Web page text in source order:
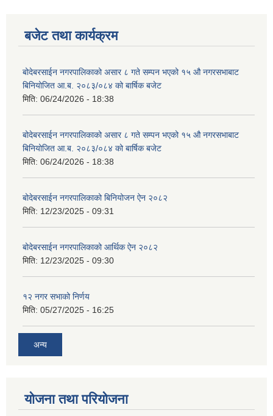
बजेट तथा कार्यक्रम
बोदेबरसाईन नगरपालिकाको असार ८ गते सम्पन भएको १५ ‍‍‍औ नगरसभाबाट
बिनियोजित आ.ब. २०८३/०८४ को बार्षिक बजेट
मिति: 06/24/2026 - 18:38
बोदेबरसाईन नगरपालिकाको असार ८ गते सम्पन भएको १५ ‍‍‍औ नगरसभाबाट
बिनियोजित आ.ब. २०८३/०८४ को बार्षिक बजेट
मिति: 06/24/2026 - 18:38
बोदेबरसाईन नगरपालिकाको बिनियोजन ऐन २०८२
मिति: 12/23/2025 - 09:31
बोदेबरसाईन नगरपालिकाको आर्थिक ऐन २०८२
मिति: 12/23/2025 - 09:30
१२ नगर सभाको निर्णय
मिति: 05/27/2025 - 16:25
अन्य
योजना तथा परियोजना